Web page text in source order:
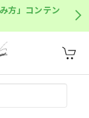
方」コンテン